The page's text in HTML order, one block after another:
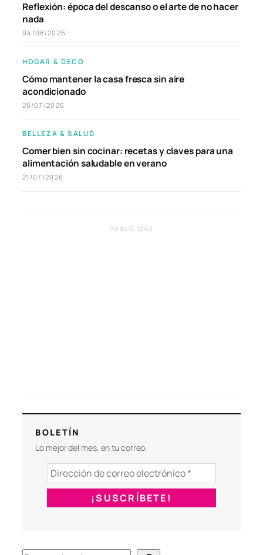
Reflexión: época del descanso o el arte de no hacer
nada
04/08/2026
HOGAR & DECO
Cómo mantener la casa fresca sin aire
acondicionado
28/07/2026
BELLEZA & SALUD
Comer bien sin cocinar: recetas y claves para una
alimentación saludable en verano
21/07/2026
PUBLICIDAD
BOLETÍN
Lo mejor del mes, en tu correo.